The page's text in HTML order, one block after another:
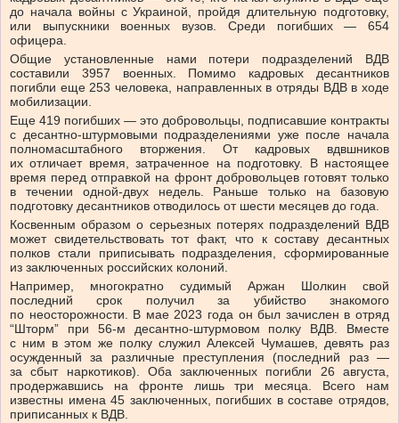
до начала войны с Украиной, пройдя длительную подготовку,
или выпускники военных вузов. Среди погибших — 654
офицера.
Общие установленные нами потери подразделений ВДВ
составили 3957 военных. Помимо кадровых десантников
погибли еще 253 человека, направленных в отряды ВДВ в ходе
мобилизации.
Еще 419 погибших — это добровольцы, подписавшие контракты
с десантно-штурмовыми подразделениями уже после начала
полномасштабного вторжения. От кадровых вдвшников
их отличает время, затраченное на подготовку. В настоящее
время перед отправкой на фронт добровольцев готовят только
в течении одной-двух недель. Раньше только на базовую
подготовку десантников отводилось от шести месяцев до года.
Косвенным образом о серьезных потерях подразделений ВДВ
может свидетельствовать тот факт, что к составу десантных
полков стали приписывать подразделения, сформированные
из заключенных российских колоний.
Например, многократно судимый Аржан Шолкин свой
последний срок получил за убийство знакомого
по неосторожности. В мае 2023 года он был зачислен в отряд
“Шторм” при 56-м десантно-штурмовом полку ВДВ. Вместе
с ним в этом же полку служил Алексей Чумашев, девять раз
осужденный за различные преступления (последний раз —
за сбыт наркотиков). Оба заключенных погибли 26 августа,
продержавшись на фронте лишь три месяца. Всего нам
известны имена 45 заключенных, погибших в составе отрядов,
приписанных к ВДВ.